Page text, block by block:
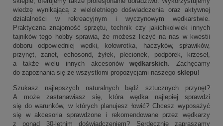
wiedzę wynikającą z wieloletniego doświadczenia oraz aktywnej
działalności w rekreacyjnym i wyczynowym wędkarstwie.
Praktyczna znajomość sprzętu, technik czy jakichkolwiek innych
tajników tego hobby sprawia, że możesz liczyć na nas w kwestii
doboru odpowiedniej wędki, kołowrotka, haczyków, spławików,
przynęt, zanęt, echosond, żyłek, plecionek, podpórek, krzeseł,
a także wielu innych akcesoriówwędkarskich . Zachęcamy
do zapoznania się ze wszystkimi propozycjami naszego sklepu!
Szukasz najlepszych naturalnych bądź sztucznych przynęt?
A może zastanawiasz się, która wędka najlepiej sprawdzi
się do warunków, w których planujesz łowić? Chcesz wyposażyć
się w akcesoria sprawdzone i rekomendowane przez wędkarzy
z ponad 30-letnim doświadczeniem? Serdecznie zapraszamy